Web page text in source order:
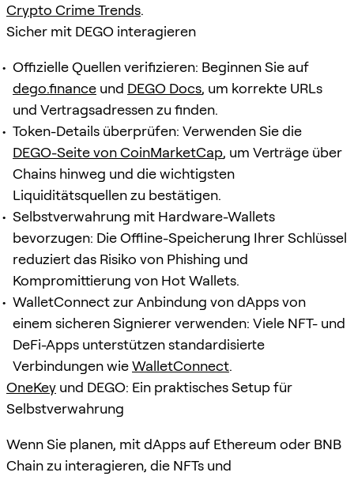
Crypto Crime Trends.
Sicher mit DEGO interagieren
Offizielle Quellen verifizieren: Beginnen Sie auf
dego.finance und DEGO Docs, um korrekte URLs
und Vertragsadressen zu finden.
Token-Details überprüfen: Verwenden Sie die
DEGO-Seite von CoinMarketCap, um Verträge über
Chains hinweg und die wichtigsten
Liquiditätsquellen zu bestätigen.
Selbstverwahrung mit Hardware-Wallets
bevorzugen: Die Offline-Speicherung Ihrer Schlüssel
reduziert das Risiko von Phishing und
Kompromittierung von Hot Wallets.
WalletConnect zur Anbindung von dApps von
einem sicheren Signierer verwenden: Viele NFT- und
DeFi-Apps unterstützen standardisierte
Verbindungen wieWalletConnect.
OneKey und DEGO: Ein praktisches Setup für
Selbstverwahrung
Wenn Sie planen, mit dApps auf Ethereum oder BNB
Chain zu interagieren, die NFTs und